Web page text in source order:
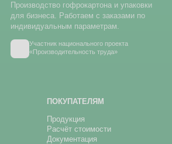
Производство гофрокартона и упаковки
для бизнеса. Работаем с заказами по
индивидуальным параметрам.
Участник национального проекта
«Производительность труда»
ПОКУПАТЕЛЯМ
Продукция
Расчёт стоимости
Документация